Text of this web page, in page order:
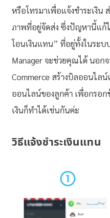
หรือโทรมาเพื่อแจ้งชำระเงิ
ภาพที่อยู่จัดส่ง ซึ่งปัญหานี้แก้
โอนเงินแทน” ที่อยู่ทั้งในระ
Manager จะช่วยคุณได้ นอก
Commerce สร้างบิลออนไล
ออนไลน์ของลูกค้า เพื่อกรอก
เงินก็ทำได้เช่นกันค่ะ
วิธีแจ้งชำระเงินแทน